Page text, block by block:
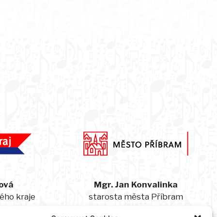
kraje
Mgr. Jan Konvalinka
starosta města Příbram